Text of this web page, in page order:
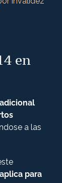
en
a las
para